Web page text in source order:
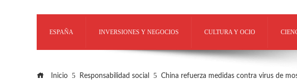
ESPAÑA INVERSIONES Y NEGOCIOS CULTURA Y OCIO
Inicio Responsabilidad social China refuerza medidas contra virus de